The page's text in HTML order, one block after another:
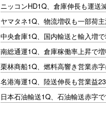
ニッコンHD1Q、倉庫伸長も運送
ヤマタネ1Q、物流増収も一部荷
中央倉庫1Q、国内輸送と輸入増
南総通運1Q、倉庫稼働率上昇で
栗林商船1Q、燃料高響き営業赤
名港海運1Q、陸送伸長も営業益
日本石油輸送1Q、石油輸送赤字